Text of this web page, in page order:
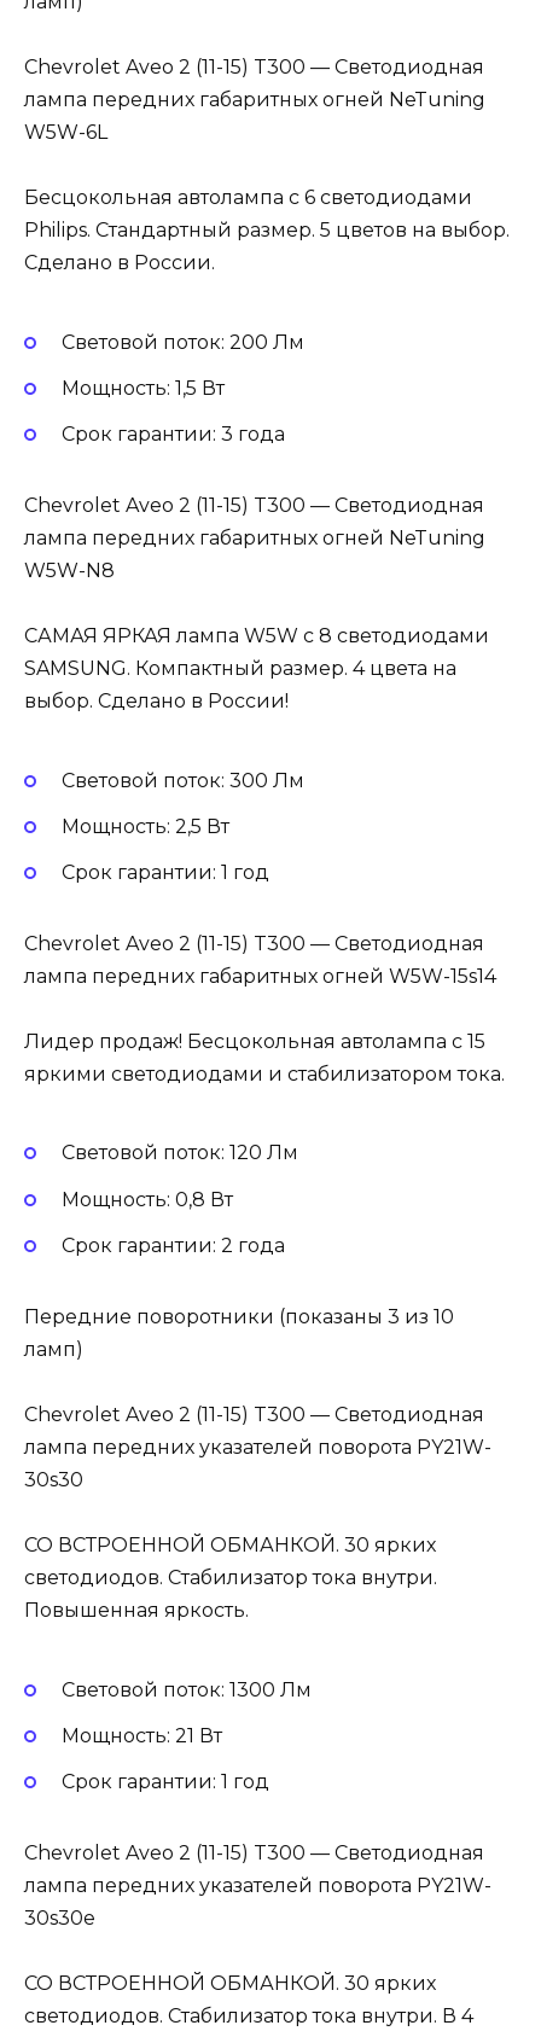
Chevrolet Aveo 2 (11-15) T300 — Светодиодная
лампа передних габаритных огней NeTuning
W5W-6L
Бесцокольная автолампа с 6 светодиодами
Philips. Стандартный размер. 5 цветов на выбор.
Сделано в России.
Световой поток: 200 Лм
Мощность: 1,5 Вт
Cрок гарантии: 3 года
Chevrolet Aveo 2 (11-15) T300 — Светодиодная
лампа передних габаритных огней NeTuning
W5W-N8
САМАЯ ЯРКАЯ лампа W5W с 8 светодиодами
SAMSUNG. Компактный размер. 4 цвета на
выбор. Сделано в России!
Световой поток: 300 Лм
Мощность: 2,5 Вт
Cрок гарантии: 1 год
Chevrolet Aveo 2 (11-15) T300 — Светодиодная
лампа передних габаритных огней W5W-15s14
Лидер продаж! Бесцокольная автолампа с 15
яркими светодиодами и стабилизатором тока.
Световой поток: 120 Лм
Мощность: 0,8 Вт
Cрок гарантии: 2 года
Передние поворотники (показаны 3 из 10
ламп)
Chevrolet Aveo 2 (11-15) T300 — Светодиодная
лампа передних указателей поворота PY21W-
30s30
СО ВСТРОЕННОЙ ОБМАНКОЙ. 30 ярких
светодиодов. Стабилизатор тока внутри.
Повышенная яркость.
Световой поток: 1300 Лм
Мощность: 21 Вт
Cрок гарантии: 1 год
Chevrolet Aveo 2 (11-15) T300 — Светодиодная
лампа передних указателей поворота PY21W-
30s30e
СО ВСТРОЕННОЙ ОБМАНКОЙ. 30 ярких
светодиодов. Стабилизатор тока внутри. В 4